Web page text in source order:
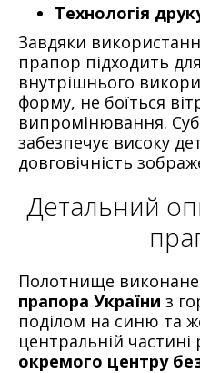
Технологія
Завдяки
прапор підходить
внутрішнього
форму, не боїться
випромінювання.
забезпечує високу
довговічність
Детальний
Полотнище виконане
прапора України з
поділом на синю та
центральній
окремого центру